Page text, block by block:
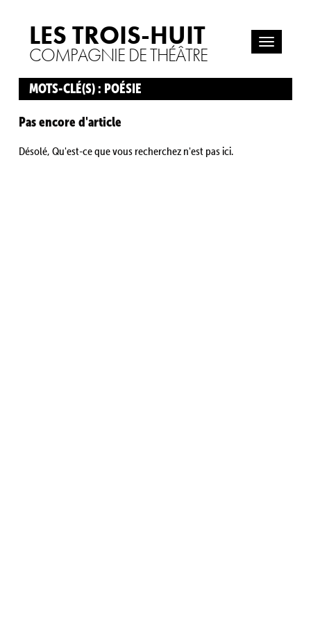
LES TROIS-HUIT
COMPAGNIE DE THÉÂTRE
MOTS-CLÉ(S) : POÉSIE
Pas encore d'article
Désolé, Qu'est-ce que vous recherchez n'est pas ici.